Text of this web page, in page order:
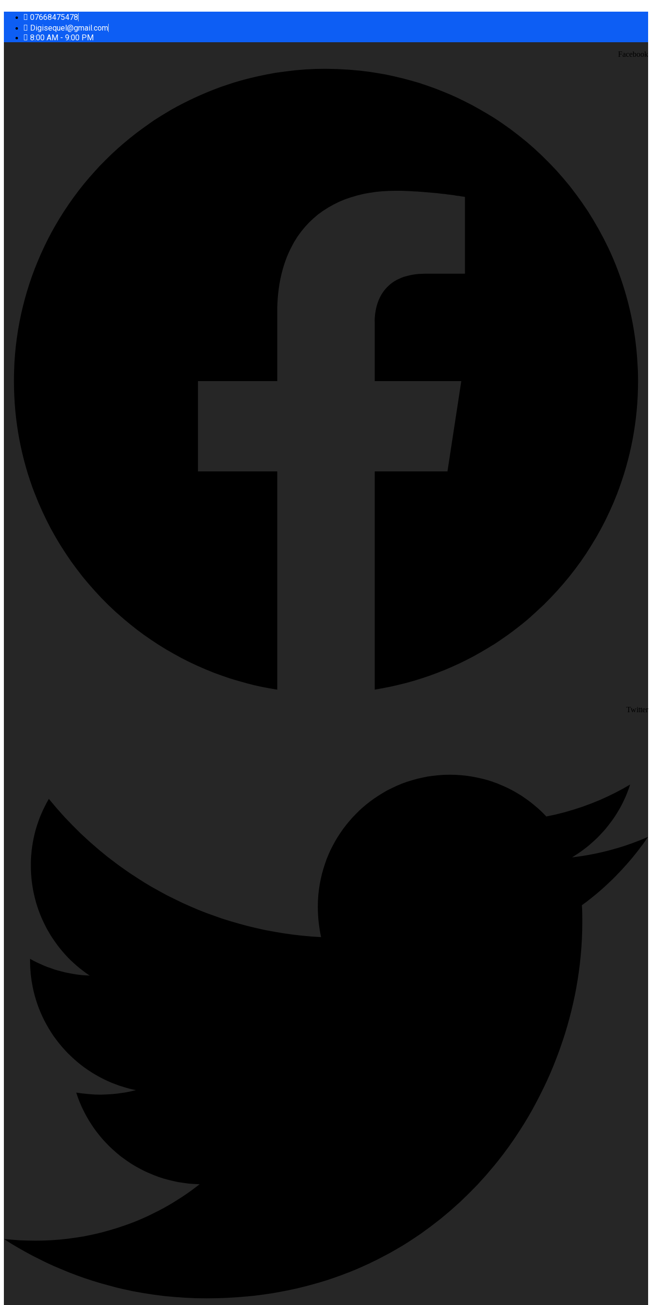
07668475478
Digisequel@gmail.com
8:00 AM - 9:00 PM
Facebook
Twitter